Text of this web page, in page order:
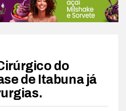
do
de Itabuna já